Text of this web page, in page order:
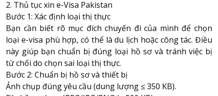
2. Thủ tục xin e-Visa Pakistan
Bước 1: Xác định loại thị thực
Bạn cần biết rõ mục đích chuyến đi của mình để chọn
loại e-visa phù hợp, có thể là du lịch hoặc công tác. Điều
này giúp bạn chuẩn bị đúng loại hồ sơ và tránh việc bị
từ chối do chọn sai loại thị thực.
Bước 2: Chuẩn bị hồ sơ và thiết bị
Ảnh chụp đúng yêu cầu (dung lượng ≤ 350 KB).